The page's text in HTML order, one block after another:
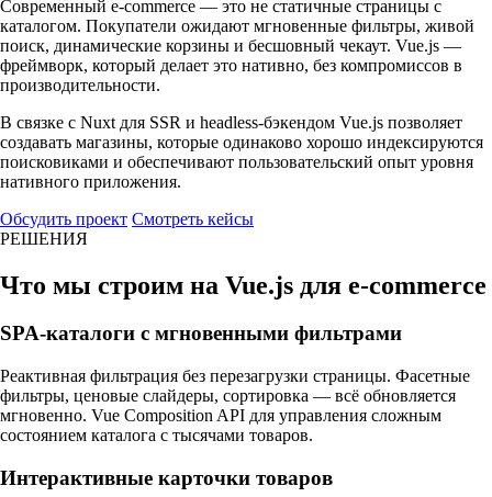
Современный e-commerce — это не статичные страницы с
каталогом. Покупатели ожидают мгновенные фильтры, живой
поиск, динамические корзины и бесшовный чекаут. Vue.js —
фреймворк, который делает это нативно, без компромиссов в
производительности.
В связке с Nuxt для SSR и headless-бэкендом Vue.js позволяет
создавать магазины, которые одинаково хорошо индексируются
поисковиками и обеспечивают пользовательский опыт уровня
нативного приложения.
Обсудить проект Смотреть кейсы
РЕШЕНИЯ
Что мы строим на Vue.js для e-commerce
SPA-каталоги с мгновенными фильтрами
Реактивная фильтрация без перезагрузки страницы. Фасетные
фильтры, ценовые слайдеры, сортировка — всё обновляется
мгновенно. Vue Composition API для управления сложным
состоянием каталога с тысячами товаров.
Интерактивные карточки товаров